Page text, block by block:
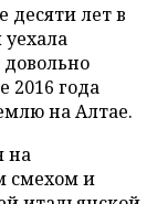
десяти лет в
уехала
2016 года
на Алтае.
на
смехом и